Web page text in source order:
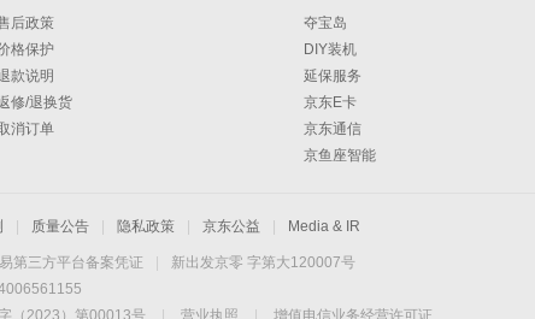
后政策
格保护
款说明
修/退换货
消订单
夺宝岛
DIY装机
延保服务
京东E卡
京东通信
京鱼座智能
质量公告 隐私政策 京东公益 Media & IR
第三方平台备案凭证
新出发京零 字第大120007号
（2023）第00013号 营业执照 增值电信业务经营许可证